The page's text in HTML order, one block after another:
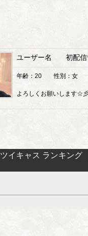
ユーザー名 初配信
年齢：20 性別：女
よろしくお願いします☆
ツイキャス ランキング